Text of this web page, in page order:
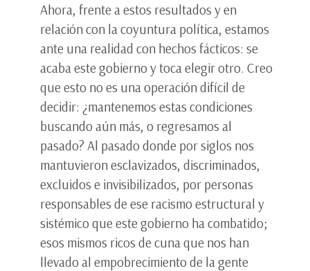
Ahora, frente a estos resultados y en
relación con la coyuntura política, estamos
ante una realidad con hechos fácticos: se
acaba este gobierno y toca elegir otro. Creo
que esto no es una operación difícil de
decidir: ¿mantenemos estas condiciones
buscando aún más, o regresamos al
pasado? Al pasado donde por siglos nos
mantuvieron esclavizados, discriminados,
excluidos e invisibilizados, por personas
responsables de ese racismo estructural y
sistémico que este gobierno ha combatido;
esos mismos ricos de cuna que nos han
llevado al empobrecimiento de la gente